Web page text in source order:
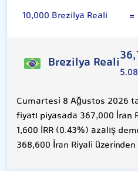
10,000 Brezilya Reali
=
Brezilya Reali
Cumartesi 8 Ağustos 2026
fiyatı piyasada 367,000 İran
1,600 İRR (0.43%) azalış
368,600 İran Riyali